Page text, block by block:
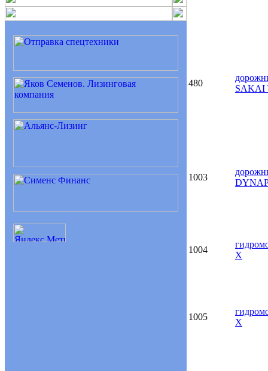
480
SAKAI
1003
1004
X
1005
X